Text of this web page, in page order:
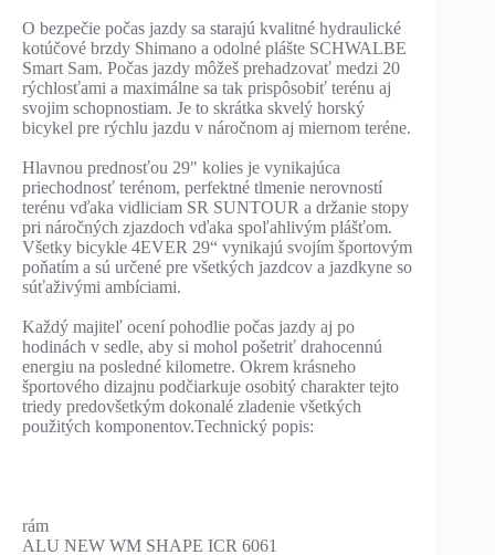
O bezpečie počas jazdy sa starajú kvalitné hydraulické
kotúčové brzdy Shimano a odolné plášte SCHWALBE
Smart Sam. Počas jazdy môžeš prehadzovať medzi 20
rýchlosťami a maximálne sa tak prispôsobiť terénu aj
svojim schopnostiam. Je to skrátka skvelý horský
bicykel pre rýchlu jazdu v náročnom aj miernom teréne.
Hlavnou prednosťou 29" kolies je vynikajúca
priechodnosť terénom, perfektné tlmenie nerovností
terénu vďaka vidliciam SR SUNTOUR a držanie stopy
pri náročných zjazdoch vďaka spoľahlivým plášťom.
Všetky bicykle 4EVER 29“ vynikajú svojím športovým
poňatím a sú určené pre všetkých jazdcov a jazdkyne so
súťaživými ambíciami.
Každý majiteľ ocení pohodlie počas jazdy aj po
hodinách v sedle, aby si mohol pošetriť drahocennú
energiu na posledné kilometre. Okrem krásneho
športového dizajnu podčiarkuje osobitý charakter tejto
triedy predovšetkým dokonalé zladenie všetkých
použitých komponentov.Technický popis:
rám
ALU NEW WM SHAPE ICR 6061